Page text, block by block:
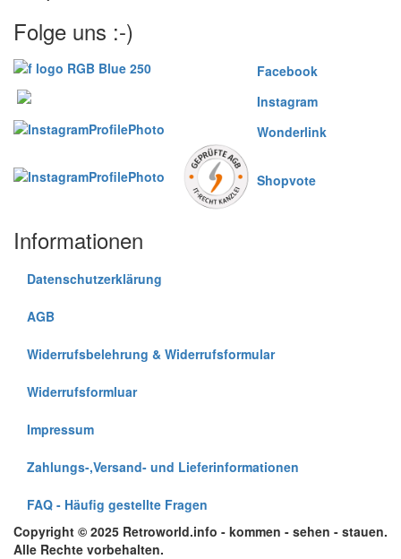
Folge uns :-)
Facebook
Instagram
Wonderlink
Shopvote
Informationen
Datenschutzerklärung
AGB
Widerrufsbelehrung & Widerrufsformular
Widerrufsformluar
Impressum
Zahlungs-,Versand- und Lieferinformationen
FAQ - Häufig gestellte Fragen
Copyright © 2025 Retroworld.info - kommen - sehen - stauen.
Alle Rechte vorbehalten.